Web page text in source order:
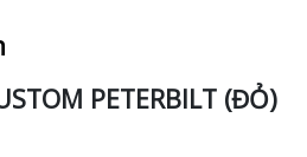
PETERBILT (ĐỎ)